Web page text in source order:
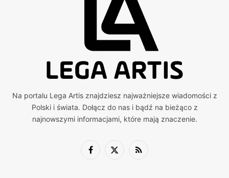
Na portalu Lega Artis znajdziesz najważniejsze wiadomości z
Polski i świata. Dołącz do nas i bądź na bieżąco z
najnowszymi informacjami, które mają znaczenie.
Facebook
X
RSS